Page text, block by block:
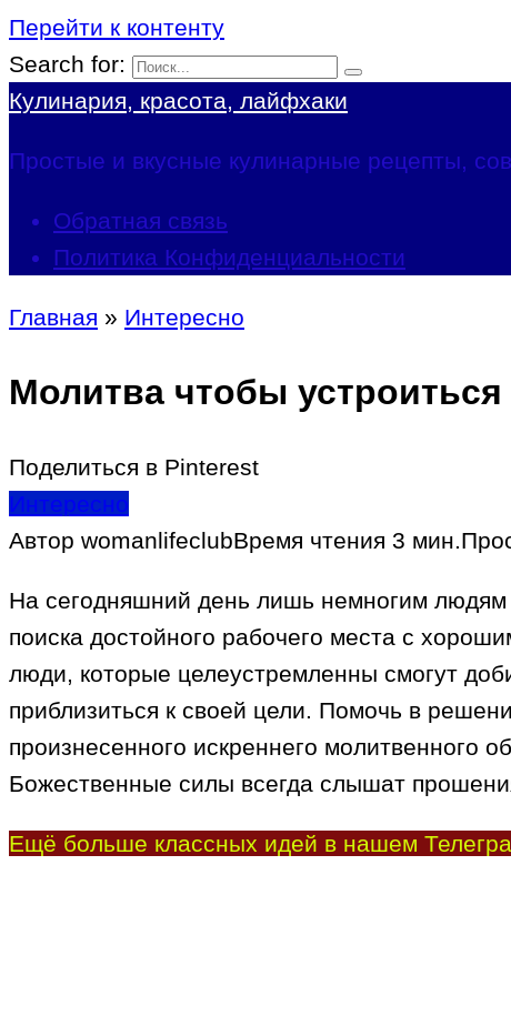
Перейти к контенту
Search for:
Кулинария, красота, лайфхаки
Простые и вкусные кулинарные рецепты,
Обратная связь
Политика Конфиденциальности
Главная » Интересно
Молитва чтобы
Поделиться в Pinterest
Интересно
Автор womanlifeclubВремя чтения 3 мин.
На сегодняшний день лишь немногим людям
поиска достойного рабочего места с
люди, которые целеустремленны смогут
приблизиться к своей цели. Помочь в
произнесенного искреннего молитвенного
Божественные силы всегда слышат
Ещё больше классных идей в нашем